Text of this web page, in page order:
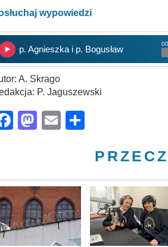
wypowiedzi
p. Agnieszka i p. Bogusław
A. Skrago
P. Jaguszewski
Facebook
Mastodon
Email